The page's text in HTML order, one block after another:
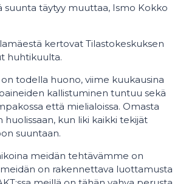
suunta täytyy muuttaa, Ismo Kokko
kertovat Tilastokeskuksen
huhtikuulta.
todella huono, viime kuukausina
kallistuminen tuntuu sekä
että mielialoissa. Omasta
kun liki kaikki tekijät
suuntaan.
meidän tehtävämme on
on rakennettava luottamusta